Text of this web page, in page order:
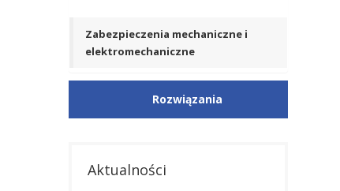
Zabezpieczenia mechaniczne i
elektromechaniczne
Rozwiązania
Aktualności